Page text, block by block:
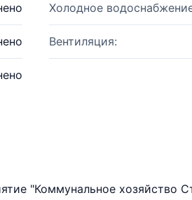
Холодное
Вентиляция:
"Коммунальное хозяйство